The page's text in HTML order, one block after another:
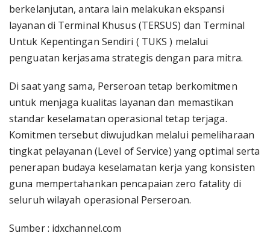
berkelanjutan, antara lain melakukan ekspansi
layanan di Terminal Khusus (TERSUS) dan Terminal
Untuk Kepentingan Sendiri ( TUKS ) melalui
penguatan kerjasama strategis dengan para mitra.
Di saat yang sama, Perseroan tetap berkomitmen
untuk menjaga kualitas layanan dan memastikan
standar keselamatan operasional tetap terjaga.
Komitmen tersebut diwujudkan melalui pemeliharaan
tingkat pelayanan (Level of Service) yang optimal serta
penerapan budaya keselamatan kerja yang konsisten
guna mempertahankan pencapaian zero fatality di
seluruh wilayah operasional Perseroan.
Sumber : idxchannel.com